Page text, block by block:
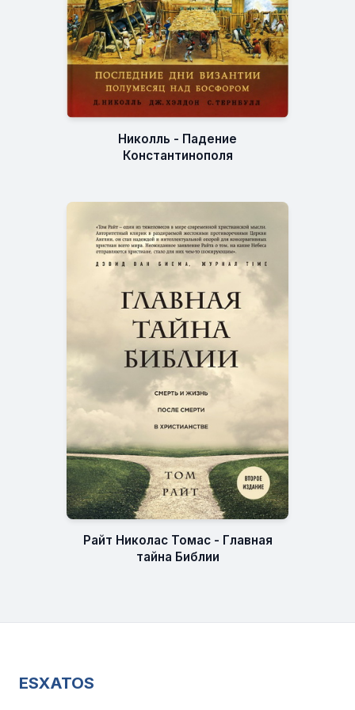
Николль - Падение
Константинополя
Райт Николас Томас - Главная
тайна Библии
ESXATOS